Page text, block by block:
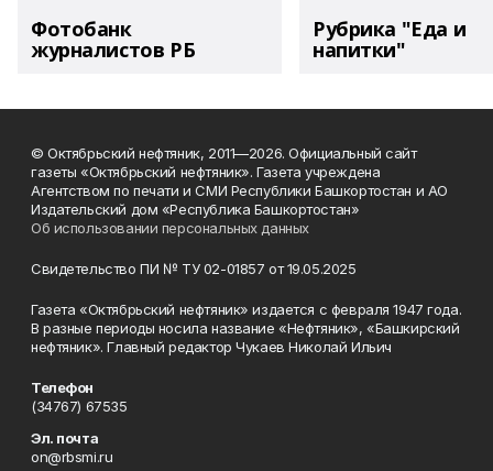
Фотобанк
журналистов РБ
Рубрика "Еда и
напитки"
© Октябрьский нефтяник, 2011—2026. Официальный сайт
газеты «Октябрьский нефтяник». Газета учреждена
Агентством по печати и СМИ Республики Башкортостан и АО
Издательский дом «Республика Башкортостан»
Об использовании персональных данных
Свидетельство ПИ № ТУ 02-01857 от 19.05.2025
Газета «Октябрьский нефтяник» издается с февраля 1947 года.
В разные периоды носила название «Нефтяник», «Башкирский
нефтяник». Главный редактор Чукаев Николай Ильич
Телефон
(34767) 67535
Эл. почта
on@rbsmi.ru